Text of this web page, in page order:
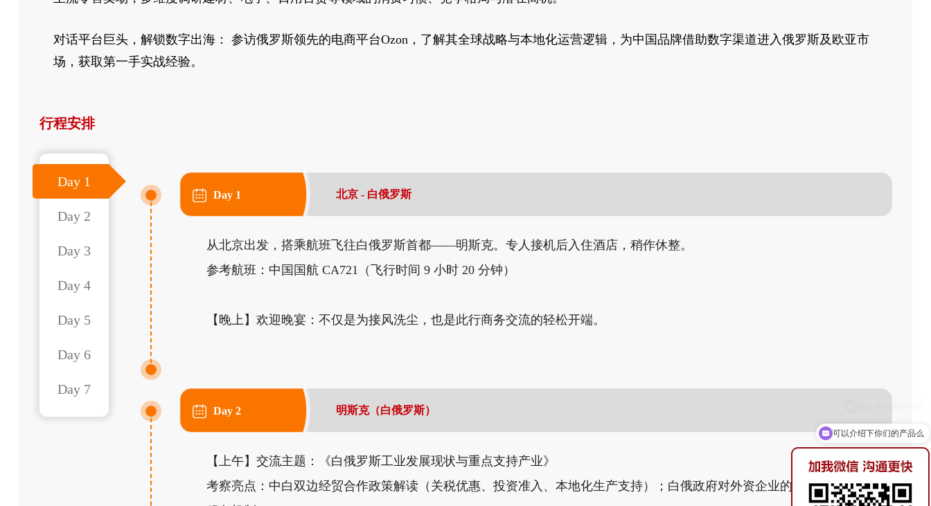
对话平台巨头，解锁数字出海： 参访俄罗斯领先的电商平台Ozon，了解其全球战略与本地化运营逻辑，为中国品牌借助数字渠道进入俄罗斯及欧亚市
场，获取第一手实战经验。
行程安排
Day 1
Day 2
Day 3
Day 4
Day 5
Day 6
Day 7
Day 1 北京 - 白俄罗斯
从北京出发，搭乘航班飞往白俄罗斯首都——明斯克。专人接机后入住酒店，稍作休整。
参考航班：中国国航 CA721（飞行时间 9 小时 20 分钟）
【晚上】欢迎晚宴：不仅是为接风洗尘，也是此行商务交流的轻松开端。
Day 2 明斯克（白俄罗斯）
【上午】交流主题：《白俄罗斯工业发展现状与重点支持产业》
考察亮点：中白双边经贸合作政策解读（关税优惠、投资准入、本地化生产支持）；白俄政府对外资企业的激励措施与落地
可以介绍下你们的产品么